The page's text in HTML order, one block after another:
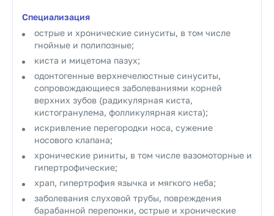
Специализация
острые и хронические синуситы, в том числе
гнойные и полипозные;
киста и мицетома пазух;
одонтогенные верхнечелюстные синуситы,
сопровождающиеся заболеваниями корней
верхних зубов (радикулярная киста,
кистогранулема, фолликулярная киста);
искривление перегородки носа, сужение
носового клапана;
хронические риниты, в том числе вазомоторные и
гипертрофические;
храп, гипертрофия язычка и мягкого неба;
заболевания слуховой трубы, повреждения
барабанной перепонки, острые и хронические